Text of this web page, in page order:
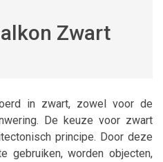
Zwart
in zwart, zowel voor de
De keuze voor zwart
principe. Door deze
gebruiken, worden objecten,